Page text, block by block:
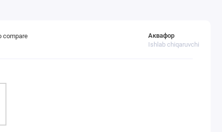
Аквафор
Ishlab chiqaruvchi
compare